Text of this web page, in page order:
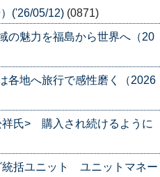
('26/05/12) (0871)
魅力を福島から世界へ（20
地へ旅行で感性磨く（2026
氏> 購入され続けるように
括ユニット ユニットマネー